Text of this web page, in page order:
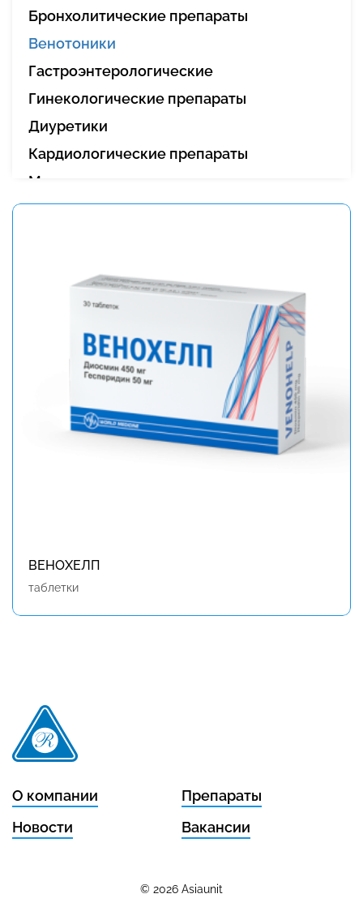
Бронхолитические препараты
Венотоники
Гастроэнтерологические
Гинекологические препараты
Диуретики
Кардиологические препараты
Миорелаксанты
Неврологические препараты
Противогрибковые препараты
Противовоспалительные препараты
Противоаллергические препараты
Препараты для лечения остеопороза
Поливитамины и микроэлементы
Седативные препараты
Урологические препараты
ВЕНОХЕЛП
таблетки
О компании
Препараты
Новости
Вакансии
© 2026 Asiaunit